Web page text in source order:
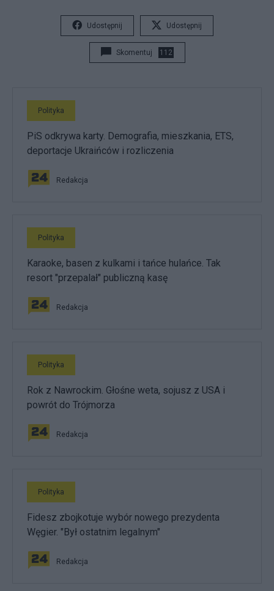
Udostępnij Udostępnij
Skomentuj 112
Polityka
PiS odkrywa karty. Demografia, mieszkania, ETS,
deportacje Ukraińców i rozliczenia
Redakcja
Polityka
Karaoke, basen z kulkami i tańce hulańce. Tak
resort "przepalał" publiczną kasę
Redakcja
Polityka
Rok z Nawrockim. Głośne weta, sojusz z USA i
powrót do Trójmorza
Redakcja
Polityka
Fidesz zbojkotuje wybór nowego prezydenta
Węgier. "Był ostatnim legalnym"
Redakcja